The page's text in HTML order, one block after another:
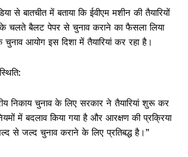
से बातचीत में बताया कि ईवीएम मशीन की तैयारियों
चलते बैलट पेपर से चुनाव कराने का फैसला लिया
चुनाव आयोग इस दिशा में तैयारियां कर रहा है।
निकाय चुनाव के लिए सरकार ने तैयारियां शुरू कर
में बदलाव किया गया है और आरक्षण की प्रक्रिया
से जल्द चुनाव कराने के लिए प्रतिबद्ध है।”